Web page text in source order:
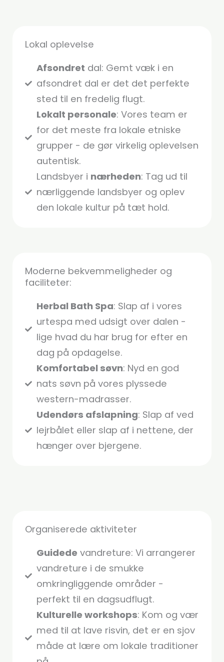
Lokal oplevelse
Afsondret dal: Gemt væk i en
afsondret dal er det det perfekte
sted til en fredelig flugt.
Lokalt personale: Vores team er
for det meste fra lokale etniske
grupper - de gør virkelig oplevelsen
autentisk.
Landsbyer i nærheden: Tag ud til
nærliggende landsbyer og oplev
den lokale kultur på tæt hold.
Moderne bekvemmeligheder og
faciliteter:
Herbal Bath Spa: Slap af i vores
urtespa med udsigt over dalen -
lige hvad du har brug for efter en
dag på opdagelse.
Komfortabel søvn: Nyd en god
nats søvn på vores plyssede
western-madrasser.
Udendørs afslapning: Slap af ved
lejrbålet eller slap af i nettene, der
hænger over bjergene.
Organiserede aktiviteter
Guidede vandreture: Vi arrangerer
vandreture i de smukke
omkringliggende områder -
perfekt til en dagsudflugt.
Kulturelle workshops: Kom og vær
med til at lave risvin, det er en sjov
måde at lære om lokale traditioner